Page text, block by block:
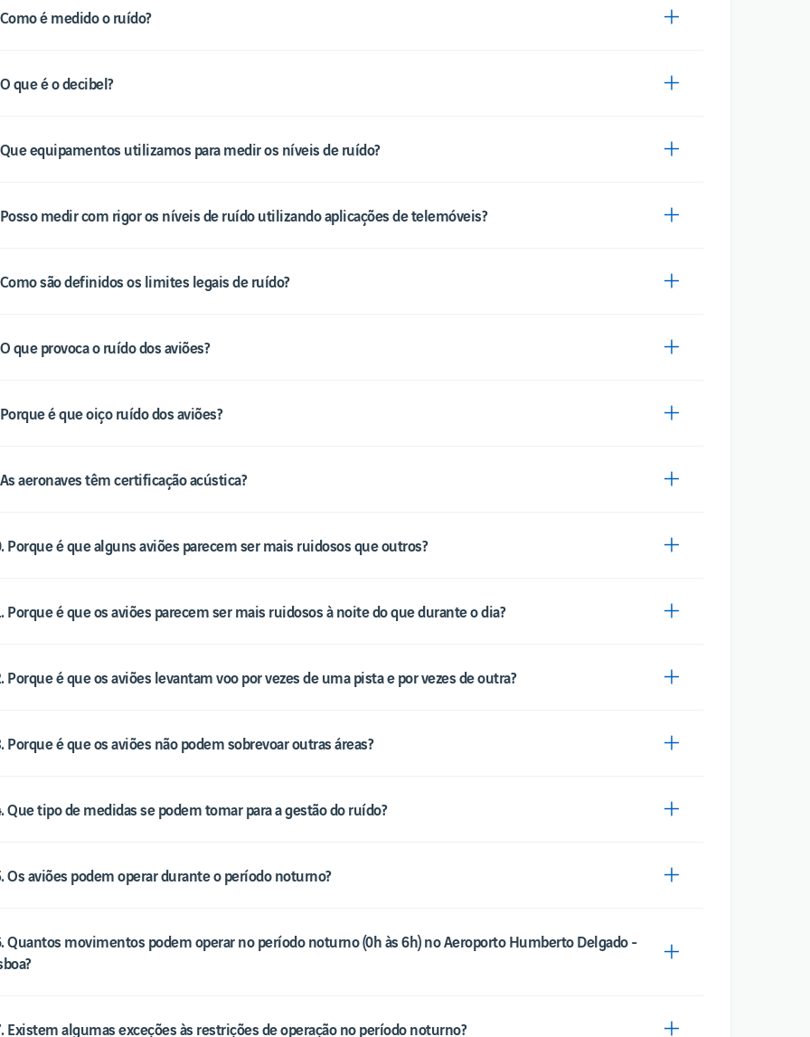
é medido o ruído?
que é o decibel?
equipamentos utilizamos para medir os níveis de ruído?
medir com rigor os níveis de ruído utilizando aplicações de telemóveis?
são definidos os limites legais de ruído?
que provoca o ruído dos aviões?
é que oiço ruído dos aviões?
aeronaves têm certificação acústica?
Porque é que alguns aviões parecem ser mais ruidosos que outros?
Porque é que os aviões parecem ser mais ruidosos à noite do que durante o dia?
Porque é que os aviões levantam voo por vezes de uma pista e por vezes de outra?
Porque é que os aviões não podem sobrevoar outras áreas?
Que tipo de medidas se podem tomar para a gestão do ruído?
Os aviões podem operar durante o período noturno?
Quantos movimentos podem operar no período noturno (0h às 6h) no Aeroporto Humberto Delgado -
Existem algumas exceções às restrições de operação no período noturno?